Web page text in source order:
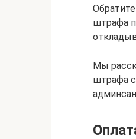
штрафа
Мы
штрафа